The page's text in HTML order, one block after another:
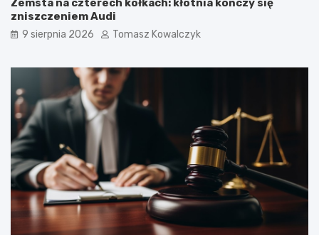
Zemsta na czterech kółkach: kłótnia kończy się
zniszczeniem Audi
9 sierpnia 2026 Tomasz Kowalczyk